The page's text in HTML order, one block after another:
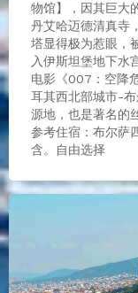
物馆】，因其巨大
丹艾哈迈德清真寺
塔显得极为惹眼，
入伊斯坦堡地下水
电影《007：空降
耳其西北部城市-
源地，也是著名的
参考住宿：布尔萨
含。自由选择